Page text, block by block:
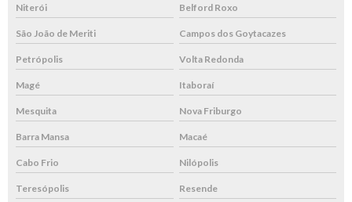
Niterói Belford Roxo
São João de Meriti Campos dos Goytacazes
Petrópolis Volta Redonda
Magé Itaboraí
Mesquita Nova Friburgo
Barra Mansa Macaé
Cabo Frio Nilópolis
Teresópolis Resende